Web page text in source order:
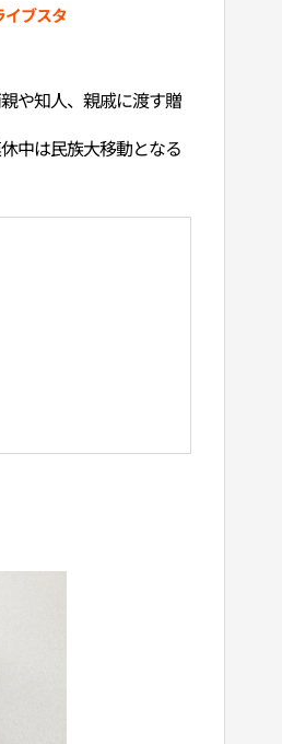
イブスタ
や知人、親戚に渡す贈
中は民族大移動となる